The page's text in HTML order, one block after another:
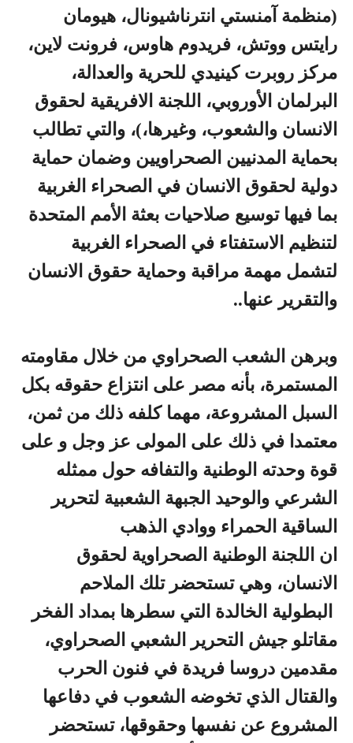
(منظمة آمنستي انترناشيونال، هيومان
رايتس ووتش، فريدوم هاوس، فرونت لاين،
مركز روبرت كينيدي للحرية والعدالة،
البرلمان الأوروبي، اللجنة الافريقية لحقوق
الانسان والشعوب، وغيرها،)، والتي تطالب
بحماية المدنيين الصحراويين وضمان حماية
دولية لحقوق الانسان في الصحراء الغربية
بما فيها توسيع صلاحيات بعثة الأمم المتحدة
لتنظيم الاستفتاء في الصحراء الغربية
لتشمل مهمة مراقبة وحماية حقوق الانسان
والتقرير عنها..
وبرهن الشعب الصحراوي من خلال مقاومته
المستمرة، بأنه مصر على انتزاع حقوقه بكل
السبل المشروعة، مهما كلفه ذلك من ثمن،
معتمدا في ذلك على المولى عز وجل و على
قوة وحدته الوطنية والتفافه حول ممثله
الشرعي والوحيد الجبهة الشعبية لتحرير
الساقية الحمراء ووادي الذهب
ان اللجنة الوطنية الصحراوية لحقوق
الانسان، وهي تستحضر تلك الملاحم
البطولية الخالدة التي سطرها بمداد الفخر
مقاتلو جيش التحرير الشعبي الصحراوي،
مقدمين دروسا فريدة في فنون الحرب
والقتال الذي تخوضه الشعوب في دفاعها
المشروع عن نفسها وحقوقها، تستحضر